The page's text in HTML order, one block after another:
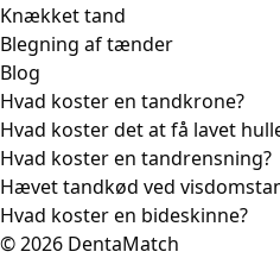
Knækket tand
Blegning af tænder
Blog
Hvad koster en tandkrone?
Hvad koster det at få lavet
Hvad koster en tandrensning?
Hævet tandkød ved
Hvad koster en bideskinne?
© 2026 DentaMatch